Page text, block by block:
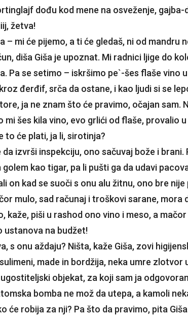
dođu kod mene na osveženje, gajba-
žetva!
– mi će pijemo, a ti će gledaš, ni od mandru
diša Giša je upoznat. Mi radnici ljige do
Pa se setimo – iskršimo pe`-šes flaše vino
đerđif, srča da ostane, i kao ljudi si se
ja ne znam što će pravimo, očajan sam.
šes kila vino, evo grlići od flaše, provalio
to će plati, ja li, sirotinja?
izvrši inspekciju, ono sačuvaj bože i brani.
kao tigar, pa li pušti ga da udavi
on kad se suoči s onu alu žitnu, ono bre
mulo, sad računaj i troškovi sarane, mora
kaže, piši u rashod ono vino i meso, a
ustanova na budžet!
s onu aždaju? Ništa, kaže Giša, zovi
made in bordžija, neka umre zlotvor
objekat, za koji sam ja
bomba ne mož da utepa, a kamoli
će robija za nji? Pa što da pravimo, pita